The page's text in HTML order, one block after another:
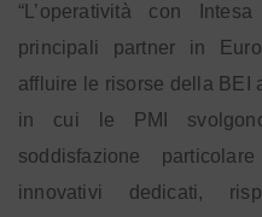
“L’operatività con
principali partner in
affluire le risorse della BEI
in cui le PMI
soddisfazione
innovativi dedicati,